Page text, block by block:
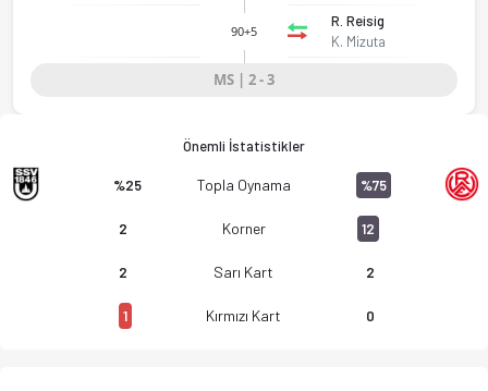
90+5
R. Reisig
K. Mizuta
MS | 2 - 3
Önemli İstatistikler
%25 Topla Oynama %75
2 Korner 12
2 Sarı Kart 2
1 Kırmızı Kart 0